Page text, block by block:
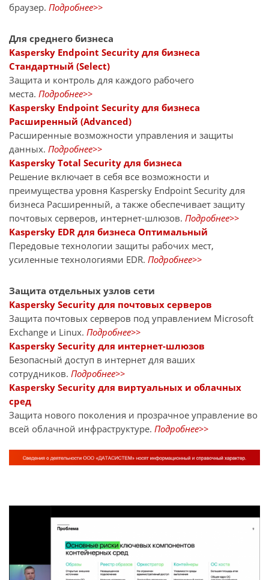
браузер. Подробнее>>
Для среднего бизнеса
Kaspersky Endpoint Security для бизнеса
Стандартный (Select)
Защита и контроль для каждого рабочего
места. Подробнее>>
Kaspersky Endpoint Security для бизнеса
Расширенный (Advanced)
Расширенные возможности управления и защиты
данных. Подробнее>>
Kaspersky Total Security для бизнеса
Решение включает в себя все возможности и
преимущества уровня Kaspersky Endpoint Security для
бизнеса Расширенный, а также обеспечивает защиту
почтовых серверов, интернет-шлюзов. Подробнее>>
Kaspersky EDR для бизнеса Оптимальный
Передовые технологии защиты рабочих мест,
усиленные технологиями EDR. Подробнее>>
Защита отдельных узлов сети
Kaspersky Security для почтовых серверов
Защита почтовых серверов под управлением Microsoft
Exchange и Linux. Подробнее>>
Kaspersky Security для интернет-шлюзов
Безопасный доступ в интернет для ваших
сотрудников. Подробнее>>
Kaspersky Security для виртуальных и облачных
сред
Защита нового поколения и прозрачное управление во
всей облачной инфраструктуре. Подробнее>>